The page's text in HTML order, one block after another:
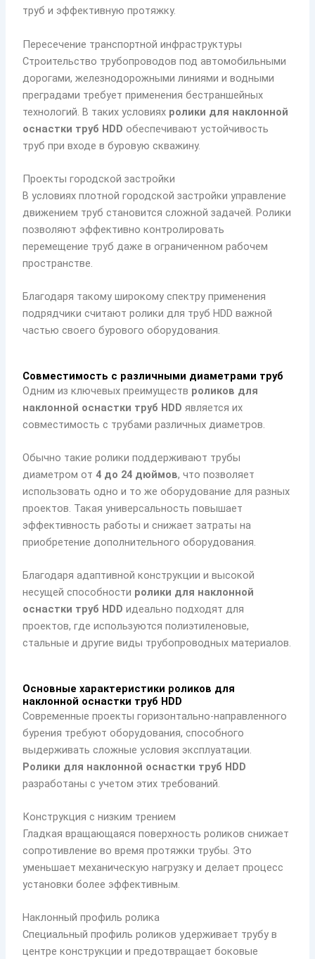
труб и эффективную протяжку.
Пересечение транспортной инфраструктуры
Строительство трубопроводов под автомобильными
дорогами, железнодорожными линиями и водными
преградами требует применения бестраншейных
технологий. В таких условиях ролики для наклонной
оснастки труб HDD обеспечивают устойчивость
труб при входе в буровую скважину.
Проекты городской застройки
В условиях плотной городской застройки управление
движением труб становится сложной задачей. Ролики
позволяют эффективно контролировать
перемещение труб даже в ограниченном рабочем
пространстве.
Благодаря такому широкому спектру применения
подрядчики считают ролики для труб HDD важной
частью своего бурового оборудования.
Совместимость с различными диаметрами труб
Одним из ключевых преимуществ роликов для
наклонной оснастки труб HDD является их
совместимость с трубами различных диаметров.
Обычно такие ролики поддерживают трубы
диаметром от4 до 24 дюймов, что позволяет
использовать одно и то же оборудование для разных
проектов. Такая универсальность повышает
эффективность работы и снижает затраты на
приобретение дополнительного оборудования.
Благодаря адаптивной конструкции и высокой
несущей способности ролики для наклонной
оснастки труб HDD идеально подходят для
проектов, где используются полиэтиленовые,
стальные и другие виды трубопроводных материалов.
Основные характеристики роликов для
наклонной оснастки труб HDD
Современные проекты горизонтально-направленного
бурения требуют оборудования, способного
выдерживать сложные условия эксплуатации.
Ролики для наклонной оснастки труб HDD
разработаны с учетом этих требований.
Конструкция с низким трением
Гладкая вращающаяся поверхность роликов снижает
сопротивление во время протяжки трубы. Это
уменьшает механическую нагрузку и делает процесс
установки более эффективным.
Наклонный профиль ролика
Специальный профиль роликов удерживает трубу в
центре конструкции и предотвращает боковые